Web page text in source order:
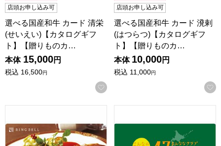
店頭お申し込み可
選べる国産和牛 カード 清栄
(せいえい)【カタログギフ
ト】【贈りものカ…
本体 15,000円
税込 16,500円
お気に入りに登録する
店頭お申し込み可
選べる国産和牛 カード 溌剌
(はつらつ)【カタログギフ
ト】【贈りものカ…
本体 10,000円
税込 11,000円